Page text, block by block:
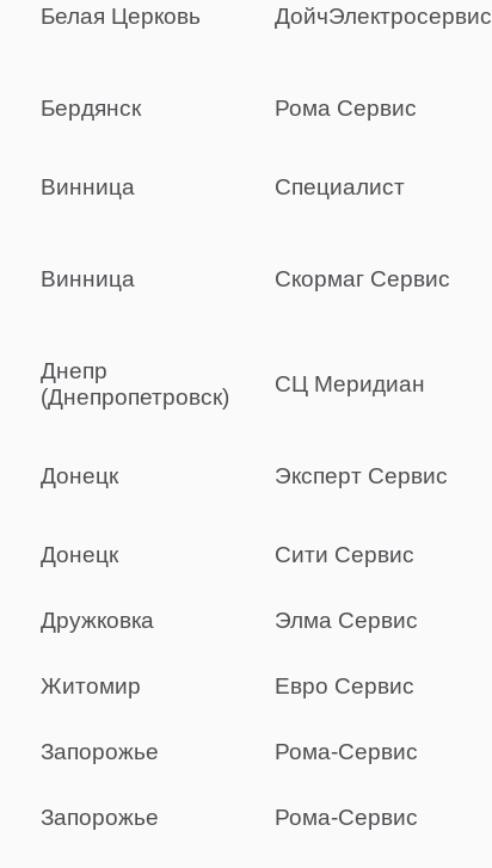
Белая Церковь ДойчЭлектросервис
Бердянск Рома Сервис
Винница Специалист
Винница Скормаг Сервис
Днепр
(Днепропетровск)
СЦ Меридиан
Донецк Эксперт Сервис
Донецк Сити Сервис
Дружковка Элма Сервис
Житомир Евро Сервис
Запорожье Рома-Сервис
Запорожье Рома-Сервис
Теплый пол
Трубы и фитинги
Полотенцесушители
Средства для монтажа и ухода